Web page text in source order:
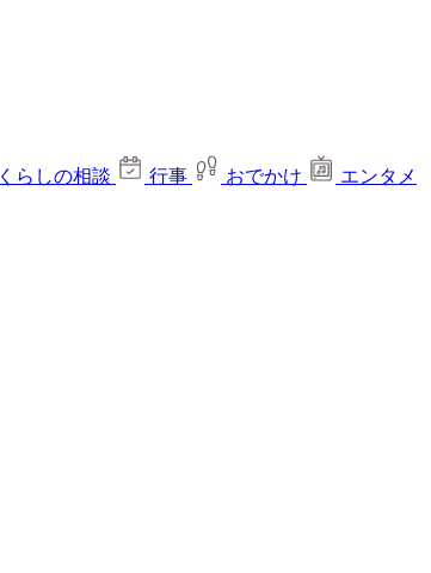
くらしの相談 行事 おでかけ
エンタメ